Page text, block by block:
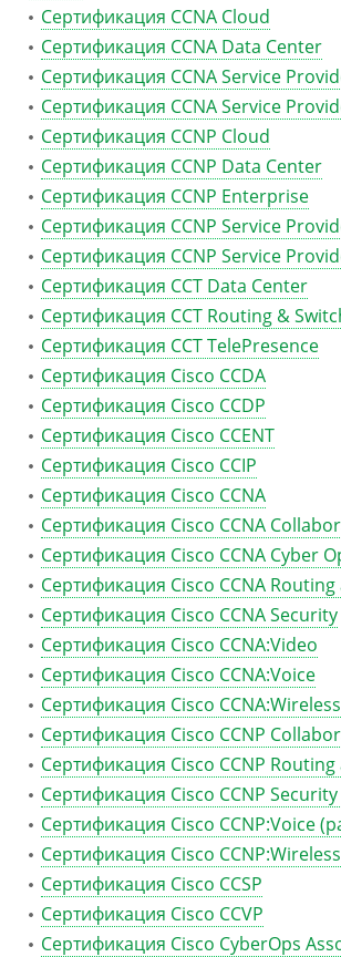
Сертификация CCNA Cloud
Сертификация CCNA Data Center
Сертификация CCNA Service
Сертификация CCNA Service
Сертификация CCNP Cloud
Сертификация CCNP Data Center
Сертификация CCNP Enterprise
Сертификация CCNP Service
Сертификация CCNP Service
Сертификация CCT Data Center
Сертификация CCT Routing &
Сертификация CCT TelePresence
Сертификация Cisco CCDA
Сертификация Cisco CCDP
Сертификация Cisco CCENT
Сертификация Cisco CCIP
Сертификация Cisco CCNA
Сертификация Cisco CCNA
Сертификация Cisco CCNA Cyber
Сертификация Cisco CCNA
Сертификация Cisco CCNA Security
Сертификация Cisco CCNA:Video
Сертификация Cisco CCNA:Voice
Сертификация Cisco CCNA:Wireless
Сертификация Cisco CCNP
Сертификация Cisco CCNP
Сертификация Cisco CCNP Security
Сертификация Cisco CCNP:Voice
Сертификация Cisco CCNP:Wireless
Сертификация Cisco CCSP
Сертификация Cisco CCVP
Сертификация Cisco CyberOps